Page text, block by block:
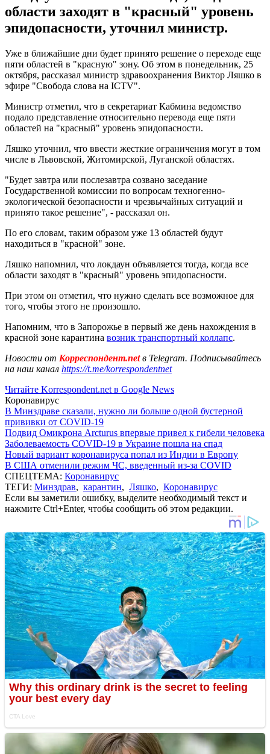
области заходят в "красный" уровень
эпидопасности, уточнил министр.
Уже в ближайшие дни будет принято решение о переходе еще
пяти областей в "красную" зону. Об этом в понедельник, 25
октября, рассказал министр здравоохранения Виктор Ляшко в
эфире "Свобода слова на ICTV".
Министр отметил, что в секретариат Кабмина ведомство
подало представление относительно перевода еще пяти
областей на "красный" уровень эпидопасности.
Ляшко уточнил, что ввести жесткие ограничения могут в том
числе в Львовской, Житомирской, Луганской областях.
"Будет завтра или послезавтра созвано заседание
Государственной комиссии по вопросам техногенно-
экологической безопасности и чрезвычайных ситуаций и
принято такое решение", - рассказал он.
По его словам, таким образом уже 13 областей будут
находиться в "красной" зоне.
Ляшко напомнил, что локдаун объявляется тогда, когда все
области заходят в "красный" уровень эпидопасности.
При этом он отметил, что нужно сделать все возможное для
того, чтобы этого не произошло.
Напомним, что в Запорожье в первый же день нахождения в
красной зоне карантина возник транспортный коллапс.
Новости от Корреспондент.netв Telegram. Подписывайтесь
на наш канал https://t.me/korrespondentnet
Читайте Korrespondent.net в Google News
Коронавирус
В Минздраве сказали, нужно ли больше одной бустерной
прививки от COVID-19
Подвид Омикрона Arcturus впервые привел к гибели человека
Заболеваемость COVID-19 в Украине пошла на спад
Новый вариант коронавируса попал из Индии в Европу
В США отменили режим ЧС, введенный из-за COVID
СПЕЦТЕМА: Коронавирус
ТЕГИ: Минздрав, карантин, Ляшко, Коронавирус
Если вы заметили ошибку, выделите необходимый текст и
нажмите Ctrl+Enter, чтобы сообщить об этом редакции.